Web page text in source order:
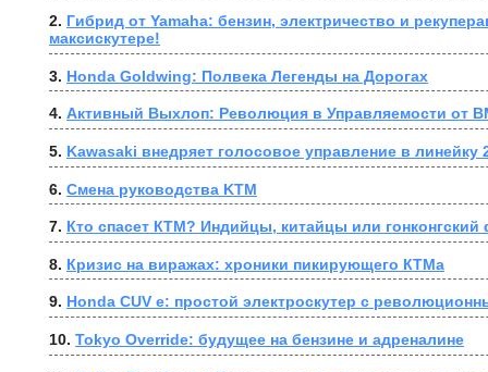
2. Гибрид от Yamaha: бензин, электричество и
максискутере!
3. Honda Goldwing: Полвека Легенды на Дорогах
4. Активный Выхлоп: Революция в Управляемости от
5. Kawasaki внедряет голосовое управление в линейку
6. Смена руководства KTM
7. Кто спасет КТМ? Индийцы, китайцы или гонконгский
8. Кризис на виражах: хроники пикирующего КТМа
9. Honda CUV e: простой электроскутер с
10. Tokyo Override: будущее на бензине и адреналине